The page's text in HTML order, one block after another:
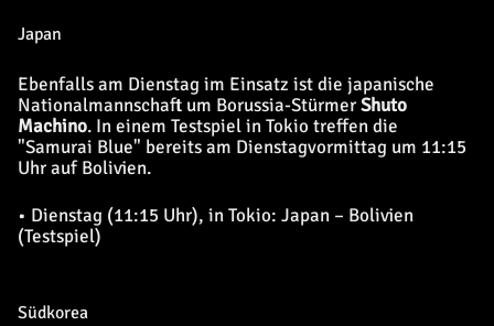
Japan
Ebenfalls am Dienstag im Einsatz ist die japanische
Nationalmannschaft um Borussia-StürmerShuto
Machino. In einem Testspiel in Tokio treffen die
"Samurai Blue" bereits am Dienstagvormittag um 11:15
Uhr auf Bolivien.
• Dienstag (11:15 Uhr), in Tokio: Japan – Bolivien
(Testspiel)
Südkorea